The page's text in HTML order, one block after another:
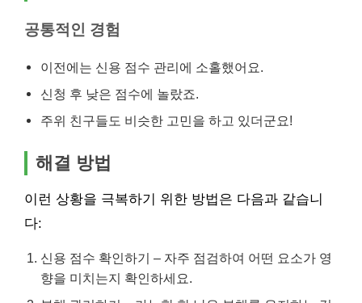
공통적인 경험
이전에는 신용 점수 관리에 소홀했어요.
신청 후 낮은 점수에 놀랐죠.
주위 친구들도 비슷한 고민을 하고 있더군요!
해결 방법
이런 상황을 극복하기 위한 방법은 다음과 같습니
다:
신용 점수 확인하기 – 자주 점검하여 어떤 요소가 영
향을 미치는지 확인하세요.